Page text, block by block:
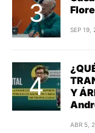
SEP 19,
Y
ABR 5,